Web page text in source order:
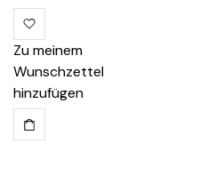
Zu meinem
Wunschzettel
hinzufügen